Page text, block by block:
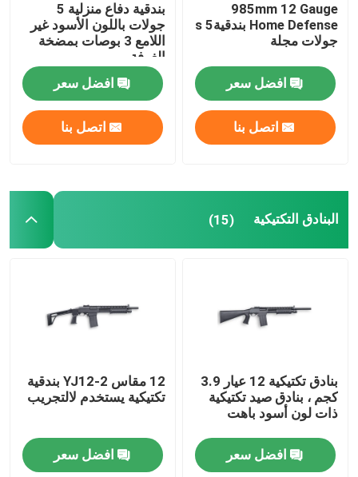
مراقبة الجودة
اتصل بنا
بنادق العمل بمضخة
البنادق التكتيكية
بنادق بولت أكشن
985mm 12 Gauge
Home Defense بندقيةs 5
جولات مجلة
افضل سعر
اتصل بنا
بندقية دفاع منزلية 5
جولات باللون الأسود غير
اللامع 3 بوصات بمضخة
الغرفة
افضل سعر
اتصل بنا
البنادق التكتيكية (15)
بنادق تكتيكية 12 عيار 3.9
كجم ، بنادق صيد تكتيكية
ذات لون أسود باهت
افضل سعر
12 مقاس YJ12-2 بندقية
تكتيكية يستخدم لالتجريب
افضل سعر